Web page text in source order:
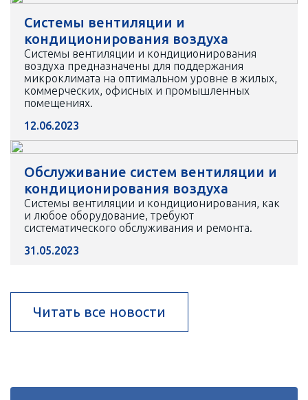
Системы вентиляции и
кондиционирования воздуха
Системы вентиляции и кондиционирования
воздуха предназначены для поддержания
микроклимата на оптимальном уровне в жилых,
коммерческих, офисных и промышленных
помещениях.
12.06.2023
Обслуживание систем вентиляции и
кондиционирования воздуха
Системы вентиляции и кондиционирования, как
и любое оборудование, требуют
систематического обслуживания и ремонта.
31.05.2023
Читать все новости